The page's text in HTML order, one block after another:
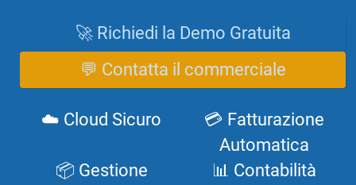
🚀 Richiedi la Demo Gratuita
💬 Contatta il commerciale
☁️ Cloud Sicuro
💳 Fatturazione
Automatica
📦 Gestione
📊 Contabilità